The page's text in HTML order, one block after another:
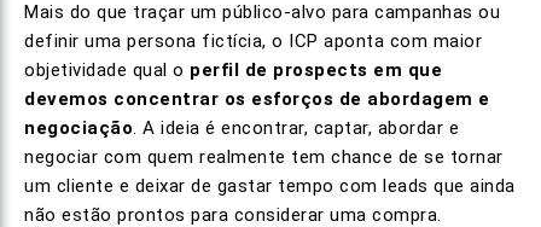
Mais do que traçar um público-alvo para campanhas ou
definir uma persona fictícia, o ICP aponta com maior
objetividade qual o perfil de prospects em que
devemos concentrar os esforços de abordagem e
negociação. A ideia é encontrar, captar, abordar e
negociar com quem realmente tem chance de se tornar
um cliente e deixar de gastar tempo com leads que ainda
não estão prontos para considerar uma compra.